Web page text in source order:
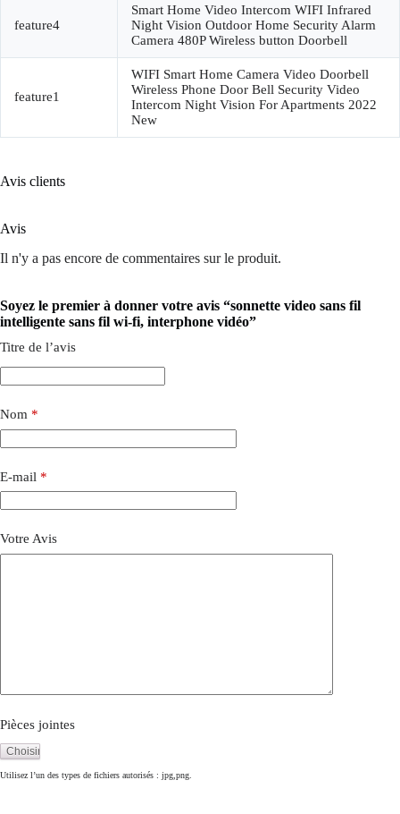
feature4
Smart Home Video Intercom WIFI Infrared
Night Vision Outdoor Home Security Alarm
Camera 480P Wireless button Doorbell
feature1
WIFI Smart Home Camera Video Doorbell
Wireless Phone Door Bell Security Video
Intercom Night Vision For Apartments 2022
New
Avis clients
Avis
Il n'y a pas encore de commentaires sur le produit.
Soyez le premier à donner votre avis “sonnette video sans fil
intelligente sans fil wi-fi, interphone vidéo”
Titre de l’avis
Nom *
E-mail *
Votre Avis
Pièces jointes
Utilisez l’un des types de fichiers autorisés : jpg,png.